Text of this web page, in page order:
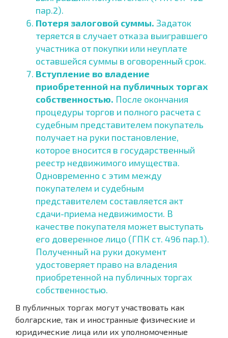
пар.2).
Потеря залоговой суммы. Задаток
теряется в случает отказа выигравшего
участника от покупки или неуплате
оставшейся суммы в оговоренный срок.
Вступление во владение
приобретенной на публичных торгах
собственностью. После окончания
процедуры торгов и полного расчета с
судебным представителем покупатель
получает на руки постановление,
которое вносится в государственный
реестр недвижимого имущества.
Одновременно с этим между
покупателем и судебным
представителем составляется акт
сдачи-приема недвижимости. В
качестве покупателя может выступать
его доверенное лицо (ГПК ст. 496 пар.1).
Полученный на руки документ
удостоверяет право на владения
приобретенной на публичных торгах
собственностью.
В публичных торгах могут участвовать как
болгарские, так и иностранные физические и
юридические лица или их уполномоченные